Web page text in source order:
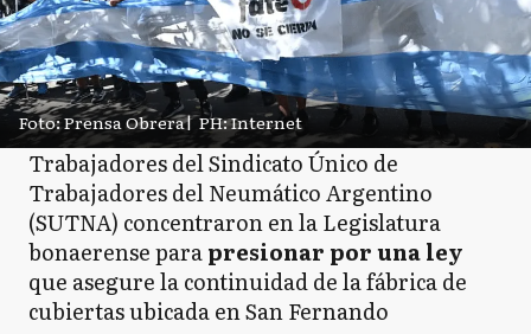
Foto: Prensa Obrera| PH: Internet
Trabajadores del Sindicato Único de
Trabajadores del Neumático Argentino
(SUTNA) concentraron en la Legislatura
bonaerense parapresionar por una ley
que asegure la continuidad de la fábrica de
cubiertas ubicada en San Fernando